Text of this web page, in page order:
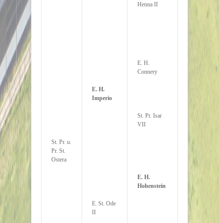
Henna II
E. H.
Connery
E. H.
Imperio
St. Pr. Isar
VII
St. Pr. u.
Pr. St.
Ostera
E. H.
Hohenstein
E. St. Ode
II